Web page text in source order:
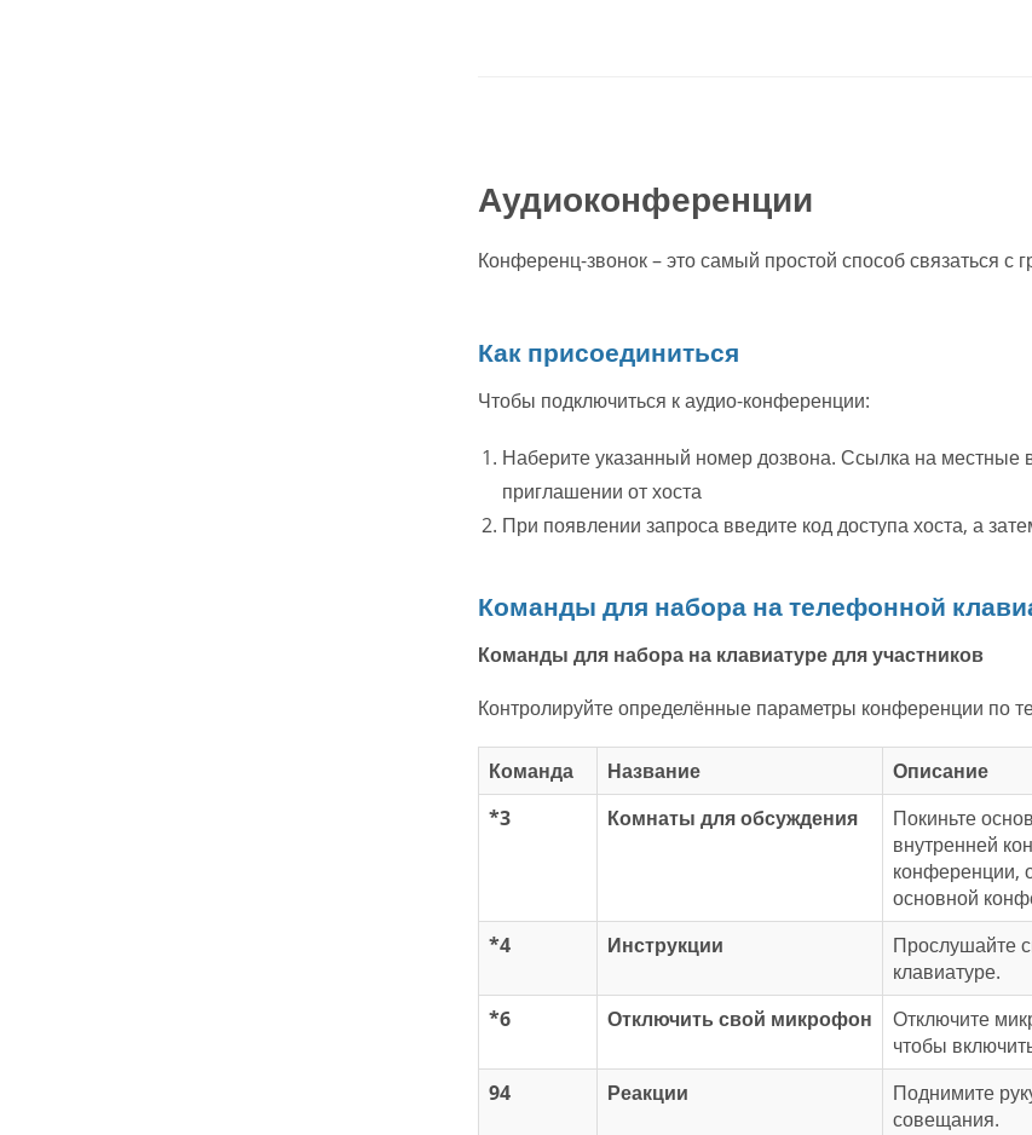
Аудиоконференции
Конференц-звонок – это самый простой способ связаться с
Как присоединиться
Чтобы подключиться к аудио-конференции:
Наберите указанный номер дозвона. Ссылка на местные
приглашении от хоста
При появлении запроса введите код доступа хоста, а
Команды для набора на телефонной
Команды для набора на клавиатуре для участников
Контролируйте определённые параметры конференции по
Команда Название
Описание
*3
Комнаты для обсуждения
Покиньте
внутренней
конференции,
основной
*4
Инструкции
Прослушайте
клавиатуре.
*6
Отключить свой микрофон Отключите
чтобы
94
Реакции
Поднимите
совещания.